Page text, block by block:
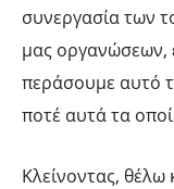
συνεργασία των
μας οργανώσεων,
περάσουμε αυτό
ποτέ αυτά τα
Κλείνοντας, θέλω